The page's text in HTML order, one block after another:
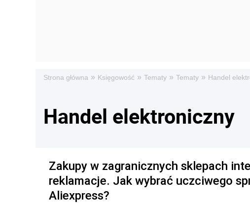
Strona główna » Księgowość » Tematy » Tematy » Handel
Handel elektroniczny
Zakupy w zagranicznych sklepach
reklamacje. Jak wybrać uczciwego
Aliexpress?